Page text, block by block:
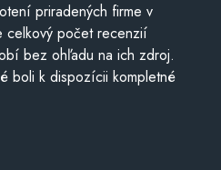
priradených firme v
celkový počet recenzií
bez ohľadu na ich zdroj.
boli k dispozícii kompletné